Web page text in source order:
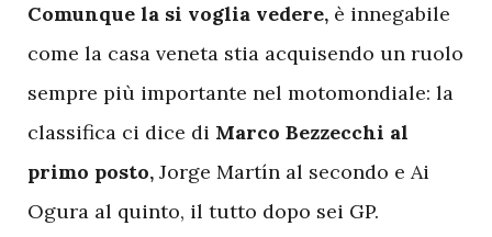
Comunque la si voglia vedere, è innegabile
come la casa veneta stia acquisendo un ruolo
sempre più importante nel motomondiale: la
classifica ci dice di Marco Bezzecchi al
primo posto, Jorge Martín al secondo e Ai
Ogura al quinto, il tutto dopo sei GP.